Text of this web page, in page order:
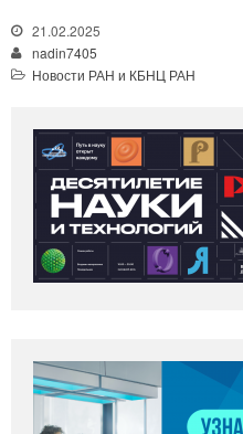
21.02.2025
nadin7405
Новости РАН и КБНЦ РАН